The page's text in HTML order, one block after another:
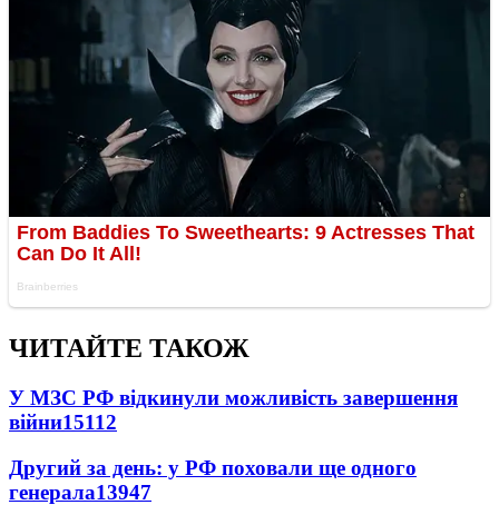
ЧИТАЙТЕ ТАКОЖ
У МЗС РФ відкинули можливість завершення
війни15112
Другий за день: у РФ поховали ще одного
генерала13947